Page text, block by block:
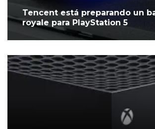
Tencent está preparando un
royale para PlayStation 5